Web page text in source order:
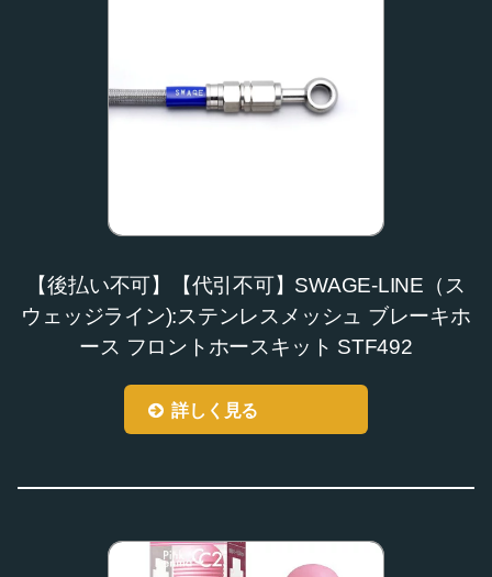
【後払い不可】【代引不可】SWAGE-LINE（ス
ウェッジライン):ステンレスメッシュ ブレーキホ
ース フロントホースキット STF492
詳しく見る